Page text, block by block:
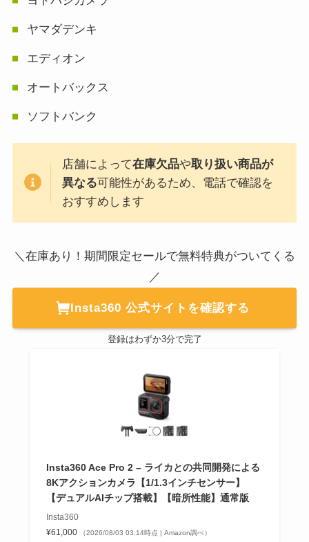
ヤマダデンキ
エディオン
オートバックス
ソフトバンク
店舗によって在庫欠品や取り扱い商品が
異なる可能性があるため、電話で確認を
おすすめします
＼在庫あり！期間限定セールで無料特典がついてくる
／
Insta360 公式サイトを確認する
登録はわずか3分で完了
Insta360 Ace Pro 2 – ライカとの共同開発による
8Kアクションカメラ【1/1.3インチセンサー】
【デュアルAIチップ搭載】【暗所性能】通常版
Insta360
¥61,000
（2026/08/03 03:14時点 | Amazon調べ）